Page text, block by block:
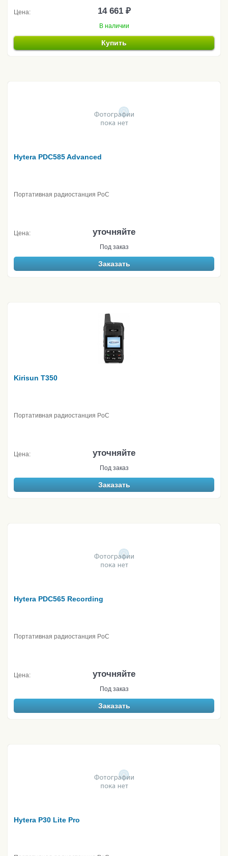
Цена: 14 661 ₽
В наличии
Купить
Hytera PDC585 Advanced
Портативная радиостанция PoC
Цена: уточняйте
Под заказ
Заказать
Kirisun T350
Портативная радиостанция PoC
Цена: уточняйте
Под заказ
Заказать
Hytera PDC565 Recording
Портативная радиостанция PoC
Цена: уточняйте
Под заказ
Заказать
Hytera P30 Lite Pro